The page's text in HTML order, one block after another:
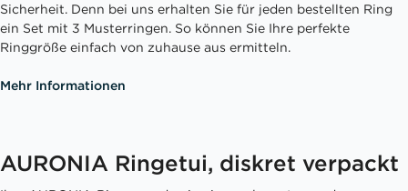
Sicherheit. Denn bei uns erhalten Sie für jeden bestellten Ring
ein Set mit 3 Musterringen. So können Sie Ihre perfekte
Ringgröße einfach von zuhause aus ermitteln.
Mehr Informationen
AURONIA Ringetui, diskret verpackt